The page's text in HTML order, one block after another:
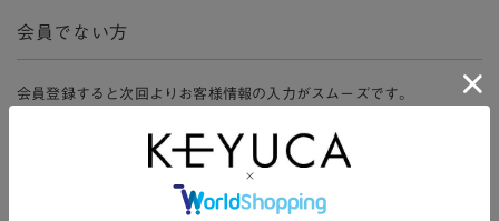
会員でない方
会員登録すると次回よりお客様情報の入力がスムーズです。
ージ、購入履歴をご利用いただけます。